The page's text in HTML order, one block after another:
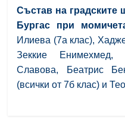
Състав на
Бургас при
Илиева (7а клас),
Зeккие Енимехмед,
Славова, Беатрис
(всички от 7б клас) и